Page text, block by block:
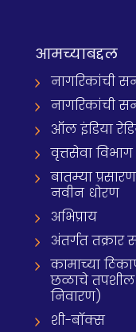
आमच्याबद्दल
नागरिकांची
नागरिकांची
ऑल इंडिया
वृत्तसेवा विभाग
बातम्या
नवीन धोरण
अभिप्राय
अंतर्गत तक्रार
कामाच्या
छळाचे तपशील
निवारण)
शी-बॉक्स